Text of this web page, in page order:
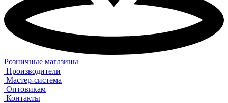
Розничные магазины
Производители
Мастер-система
Оптовикам
Контакты